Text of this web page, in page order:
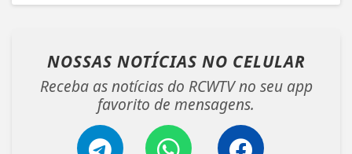
NOSSAS NOTÍCIAS NO CELULAR
Receba as notícias do RCWTV no seu app
favorito de mensagens.